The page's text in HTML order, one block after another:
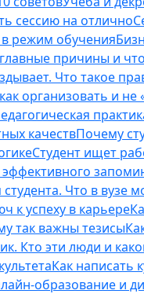
сессию на отлично
режим обучения
причины и
Что такое
организовать и не
качествПочему
Студент ищет
эффективного
Что в вузе
к успеху в карьере
так важны тезисы
Кто эти люди и
Как написать
образование и